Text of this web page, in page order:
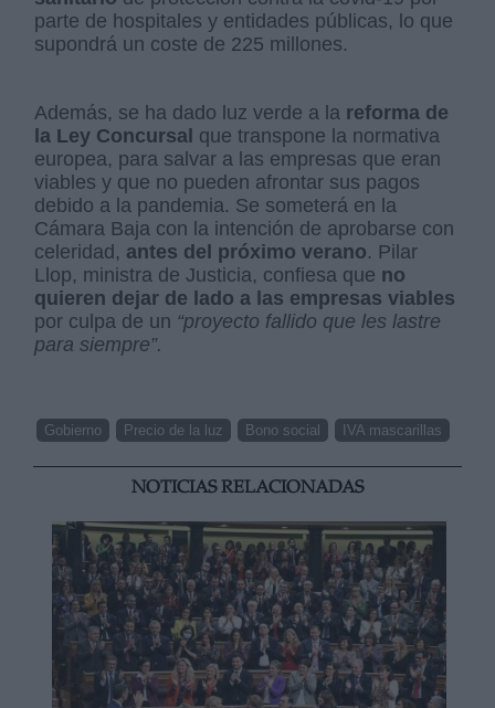
parte de hospitales y entidades públicas, lo que
supondrá un coste de 225 millones.
Además, se ha dado luz verde a la reforma de
la Ley Concursal que transpone la normativa
europea, para salvar a las empresas que eran
viables y que no pueden afrontar sus pagos
debido a la pandemia. Se someterá en la
Cámara Baja con la intención de aprobarse con
celeridad, antes del próximo verano. Pilar
Llop, ministra de Justicia, confiesa que no
quieren dejar de lado a las empresas viables
por culpa de un “proyecto fallido que les lastre
para siempre”.
Gobierno Precio de la luz Bono social IVA mascarillas
NOTICIAS RELACIONADAS